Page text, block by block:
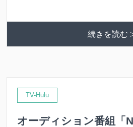
続きを読む
TV-Hulu
オーディション番組「